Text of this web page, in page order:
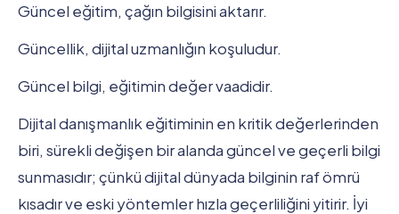
Güncel eğitim, çağın bilgisini aktarır.
Güncellik, dijital uzmanlığın koşuludur.
Güncel bilgi, eğitimin değer vaadidir.
Dijital danışmanlık eğitiminin en kritik değerlerinden
biri, sürekli değişen bir alanda güncel ve geçerli bilgi
sunmasıdır; çünkü dijital dünyada bilginin raf ömrü
kısadır ve eski yöntemler hızla geçerliliğini yitirir. İyi